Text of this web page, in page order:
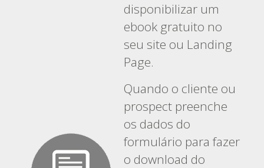
disponibilizar um
ebook gratuito no
seu site ou Landing
Page.
Quando o cliente ou
prospect preenche
os dados do
formulário para fazer
o download do